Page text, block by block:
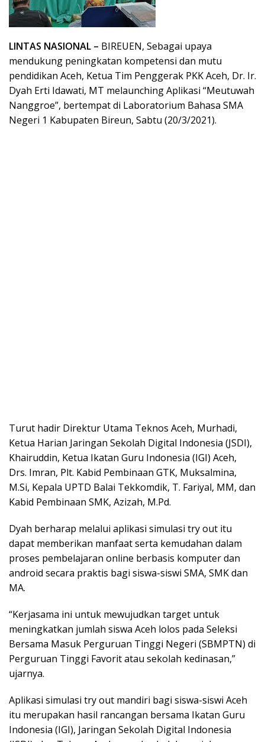
LINTAS NASIONAL – BIREUEN, Sebagai upaya
mendukung peningkatan kompetensi dan mutu
pendidikan Aceh, Ketua Tim Penggerak PKK Aceh, Dr. Ir.
Dyah Erti Idawati, MT melaunching Aplikasi “Meutuwah
Nanggroe”, bertempat di Laboratorium Bahasa SMA
Negeri 1 Kabupaten Bireun, Sabtu (20/3/2021).
Turut hadir Direktur Utama Teknos Aceh, Murhadi,
Ketua Harian Jaringan Sekolah Digital Indonesia (JSDI),
Khairuddin, Ketua Ikatan Guru Indonesia (IGI) Aceh,
Drs. Imran, Plt. Kabid Pembinaan GTK, Muksalmina,
M.Si, Kepala UPTD Balai Tekkomdik, T. Fariyal, MM, dan
Kabid Pembinaan SMK, Azizah, M.Pd.
Dyah berharap melalui aplikasi simulasi try out itu
dapat memberikan manfaat serta kemudahan dalam
proses pembelajaran online berbasis komputer dan
android secara praktis bagi siswa-siswi SMA, SMK dan
MA.
“Kerjasama ini untuk mewujudkan target untuk
meningkatkan jumlah siswa Aceh lolos pada Seleksi
Bersama Masuk Perguruan Tinggi Negeri (SBMPTN) di
Perguruan Tinggi Favorit atau sekolah kedinasan,”
ujarnya.
Aplikasi simulasi try out mandiri bagi siswa-siswi Aceh
itu merupakan hasil rancangan bersama Ikatan Guru
Indonesia (IGI), Jaringan Sekolah Digital Indonesia